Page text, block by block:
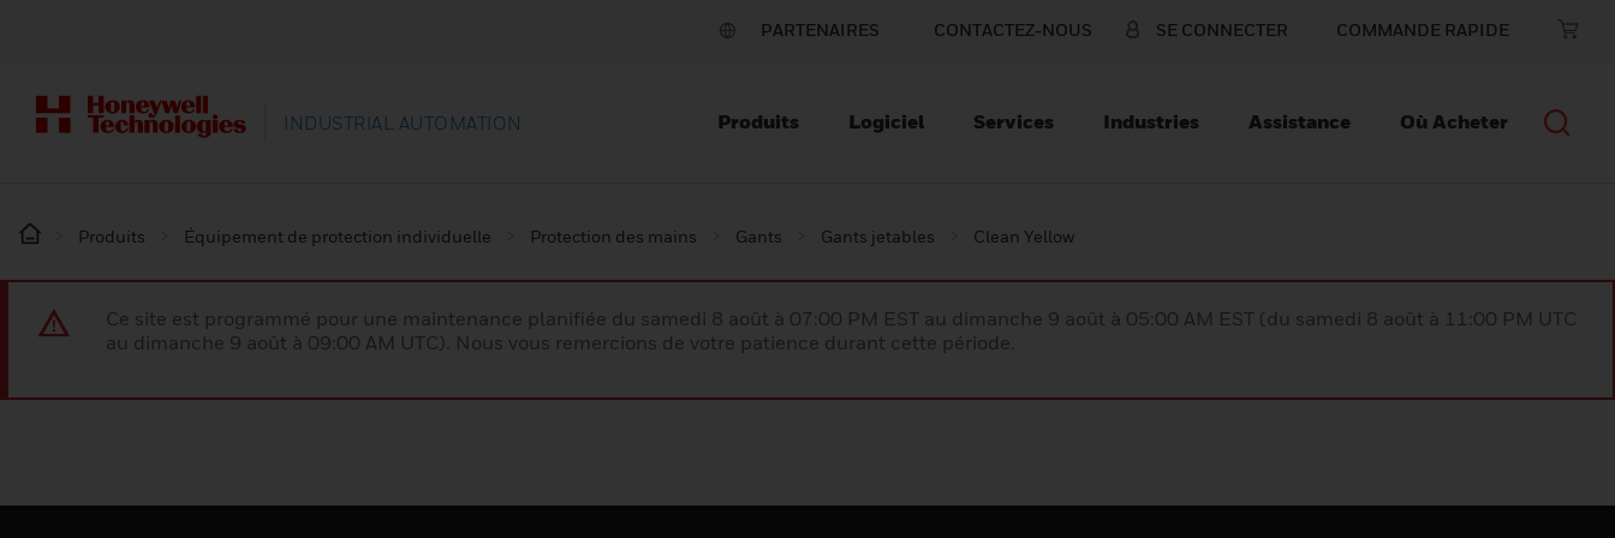
PARTENAIRES CONTACTEZ-NOUS SE CONNECTER COMMANDE RAPIDE
INDUSTRIAL AUTOMATION Produits Logiciel Services Industries Assistance Où Acheter
Produits Équipement de protection individuelle Protection des mains Gants Gants jetables Clean Yellow
Ce site est programmé pour une maintenance planifiée du samedi 8 août à 07:00 PM EST au dimanche 9 août à 05:00 AM EST (du samedi 8 août à 11:00 PM UTC
au dimanche 9 août à 09:00 AM UTC). Nous vous remercions de votre patience durant cette période.